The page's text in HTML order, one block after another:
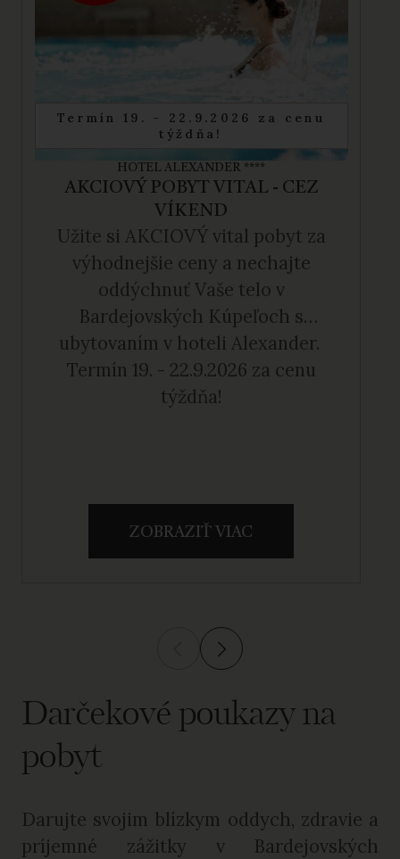
Termín 19. - 22.9.2026 za cenu
týždňa!
HOTEL ALEXANDER ****
AKCIOVÝ POBYT VITAL - CEZ
VÍKEND
Užite si AKCIOVÝ vital pobyt za
výhodnejšie ceny a nechajte
oddýchnuť Vaše telo v
Bardejovských Kúpeľoch s
ubytovaním v hoteli Alexander.
Termín 19. - 22.9.2026 za cenu
týždňa!
ZOBRAZIŤ VIAC
Darčekové poukazy na
pobyt
Darujte svojim blízkym oddych, zdravie a
príjemné zážitky v Bardejovských